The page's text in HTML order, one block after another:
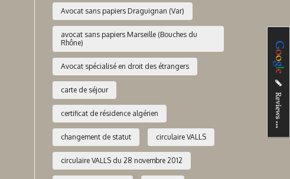
Avocat sans papiers Draguignan (Var)
avocat sans papiers Marseille (Bouches du
Rhône)
Avocat spécialisé en droit des étrangers
carte de séjour
certificat de résidence algérien
changement de statut circulaire VALLS
circulaire VALLS du 28 novembre 2012